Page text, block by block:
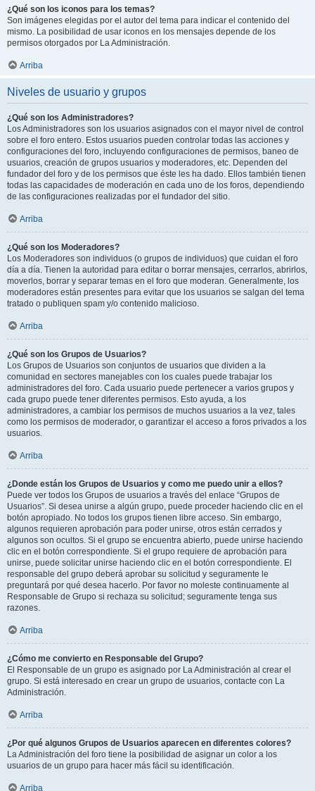
¿Qué son los iconos para los temas?
Son imágenes elegidas por el autor del tema para indicar el contenido del
mismo. La posibilidad de usar iconos en los mensajes depende de los
permisos otorgados por La Administración.
Arriba
Niveles de usuario y grupos
¿Qué son los Administradores?
Los Administradores son los usuarios asignados con el mayor nivel de control
sobre el foro entero. Estos usuarios pueden controlar todas las acciones y
configuraciones del foro, incluyendo configuraciones de permisos, baneo de
usuarios, creación de grupos usuarios y moderadores, etc. Dependen del
fundador del foro y de los permisos que éste les ha dado. Ellos también tienen
todas las capacidades de moderación en cada uno de los foros, dependiendo
de las configuraciones realizadas por el fundador del sitio.
Arriba
¿Qué son los Moderadores?
Los Moderadores son individuos (o grupos de individuos) que cuidan el foro
día a día. Tienen la autoridad para editar o borrar mensajes, cerrarlos, abrirlos,
moverlos, borrar y separar temas en el foro que moderan. Generalmente, los
moderadores están presentes para evitar que los usuarios se salgan del tema
tratado o publiquen spam y/o contenido malicioso.
Arriba
¿Qué son los Grupos de Usuarios?
Los Grupos de Usuarios son conjuntos de usuarios que dividen a la
comunidad en sectores manejables con los cuales puede trabajar los
administradores del foro. Cada usuario puede pertenecer a varios grupos y
cada grupo puede tener diferentes permisos. Esto ayuda, a los
administradores, a cambiar los permisos de muchos usuarios a la vez, tales
como los permisos de moderador, o garantizar el acceso a foros privados a los
usuarios.
Arriba
¿Donde están los Grupos de Usuarios y como me puedo unir a ellos?
Puede ver todos los Grupos de usuarios a través del enlace “Grupos de
Usuarios”. Si desea unirse a algún grupo, puede proceder haciendo clic en el
botón apropiado. No todos los grupos tienen libre acceso. Sin embargo,
algunos requieren aprobación para poder unirse, otros están cerrados y
algunos son ocultos. Si el grupo se encuentra abierto, puede unirse haciendo
clic en el botón correspondiente. Si el grupo requiere de aprobación para
unirse, puede solicitar unirse haciendo clic en el botón correspondiente. El
responsable del grupo deberá aprobar su solicitud y seguramente le
preguntará por qué desea hacerlo. Por favor no moleste continuamente al
Responsable de Grupo si rechaza su solicitud; seguramente tenga sus
razones.
Arriba
¿Cómo me convierto en Responsable del Grupo?
El Responsable de un grupo es asignado por La Administración al crear el
grupo. Si está interesado en crear un grupo de usuarios, contacte con La
Administración.
Arriba
¿Por qué algunos Grupos de Usuarios aparecen en diferentes colores?
La Administración del foro tiene la posibilidad de asignar un color a los
usuarios de un grupo para hacer más fácil su identificación.
Arriba